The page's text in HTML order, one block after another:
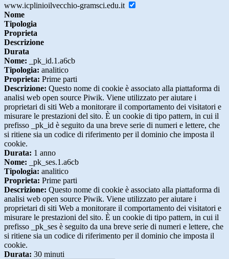
www.icplinioilvecchio-gramsci.edu.it
Nome
Tipologia
Proprieta
Descrizione
Durata
Nome: _pk_id.1.a6cb
Tipologia: analitico
Proprieta: Prime parti
Descrizione: Questo nome di cookie è associato alla piattaforma di
analisi web open source Piwik. Viene utilizzato per aiutare i
proprietari di siti Web a monitorare il comportamento dei visitatori e
misurare le prestazioni del sito. È un cookie di tipo pattern, in cui il
prefisso _pk_id è seguito da una breve serie di numeri e lettere, che
si ritiene sia un codice di riferimento per il dominio che imposta il
cookie.
Durata: 1 anno
Nome: _pk_ses.1.a6cb
Tipologia: analitico
Proprieta: Prime parti
Descrizione: Questo nome di cookie è associato alla piattaforma di
analisi web open source Piwik. Viene utilizzato per aiutare i
proprietari di siti Web a monitorare il comportamento dei visitatori e
misurare le prestazioni del sito. È un cookie di tipo pattern, in cui il
prefisso _pk_ses è seguito da una breve serie di numeri e lettere, che
si ritiene sia un codice di riferimento per il dominio che imposta il
cookie.
Durata: 30 minuti